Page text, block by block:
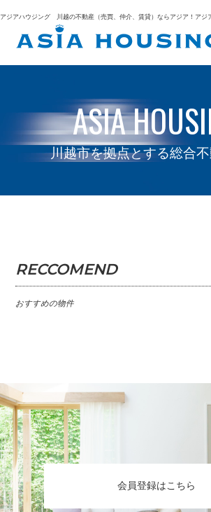
ン
ツ
アジアハウジング 川越の不動産（売買、仲介、賃貸）ならアジア！アジ
ASIA
川越市を拠点とする総合
RECCOMEND
おすすめの物件
会員登録はこちら